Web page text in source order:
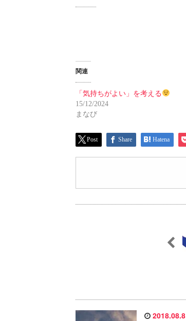
関連
「気持ちがよい」を考える
15/12/2024
まなび
Post Share Hatena
2018.08.8